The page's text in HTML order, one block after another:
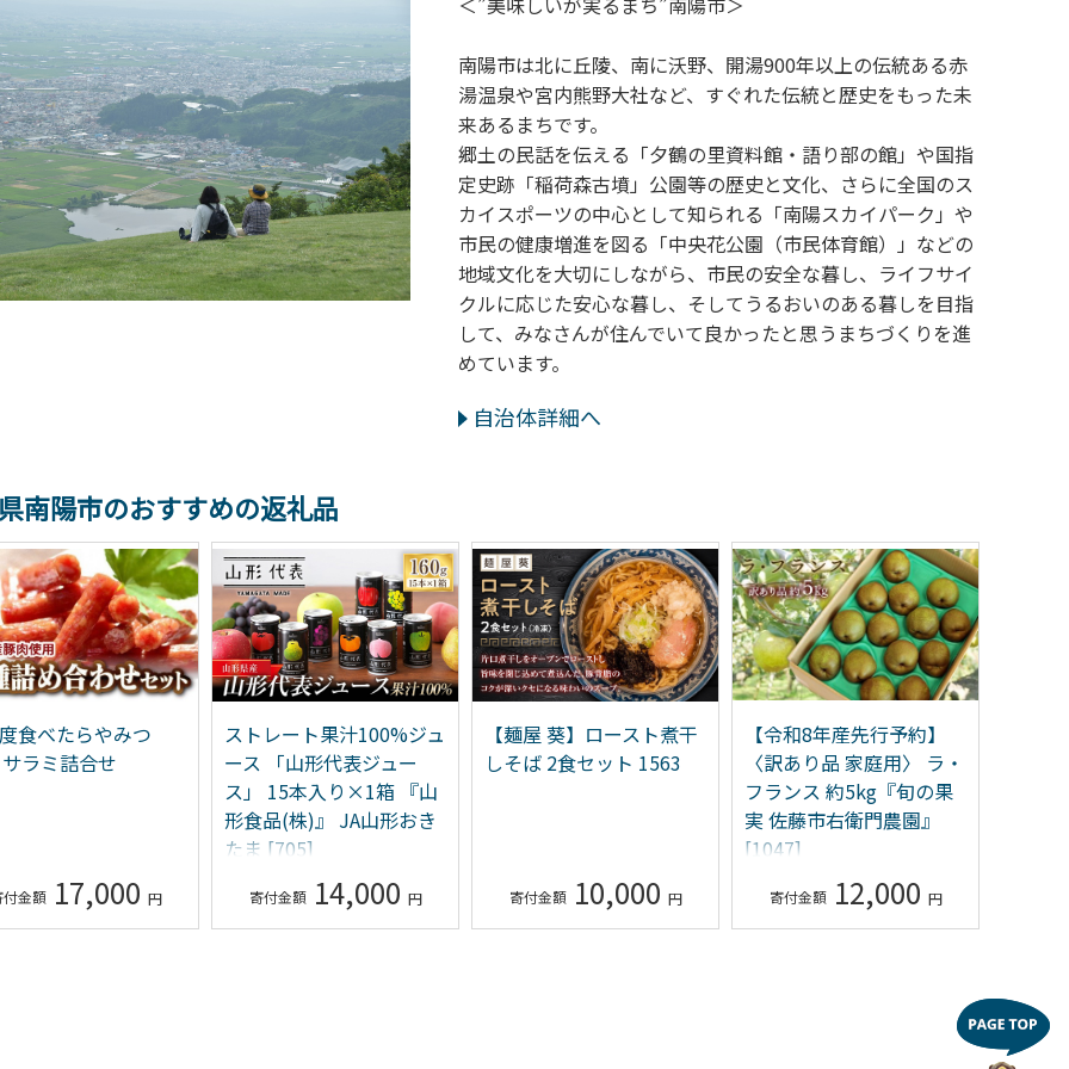
南陽市は北に丘陵、南に沃野、開湯900年以上の伝統ある赤
湯温泉や宮内熊野大社など、すぐれた伝統と歴史をもった未
来あるまちです。
郷土の民話を伝える「夕鶴の里資料館・語り部の館」や国指
定史跡「稲荷森古墳」公園等の歴史と文化、さらに全国のス
カイスポーツの中心として知られる「南陽スカイパーク」や
市民の健康増進を図る「中央花公園（市民体育館）」などの
地域文化を大切にしながら、市民の安全な暮し、ライフサイ
クルに応じた安心な暮し、そしてうるおいのある暮しを目指
して、みなさんが住んでいて良かったと思うまちづくりを進
めています。
自治体詳細へ
南陽市のおすすめの返礼品
食べたらやみつ
ラミ詰合せ
17,000
ストレート果汁100%ジュ
ース 「山形代表ジュー
ス」 15本入り×1箱 『山
形食品(株)』 JA山形おき
たま [705]
14,000
【麺屋 葵】ロースト煮干
しそば 2食セット 1563
10,000
【令和8年産先行予約】
〈訳あり品 家庭用〉 ラ・
フランス 約5kg『旬の果
実 佐藤市右衛門農園』
[1047]
12,000